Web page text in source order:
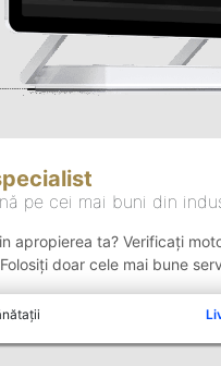
pe cei mai buni din
apropierea ta? Verificați
doar cele mai bune